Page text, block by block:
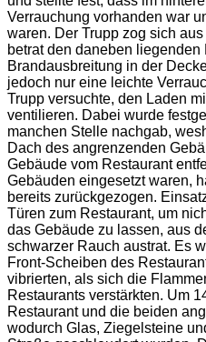
Verrauchung vorhanden war
waren. Der Trupp zog sich
betrat den daneben
Brandausbreitung in der
jedoch nur eine leichte
Trupp versuchte, den Laden
ventilieren. Dabei wurde
manchen Stelle nachgab,
Dach des angrenzenden
Gebäude vom Restaurant
Gebäuden eingesetzt waren,
bereits zurückgezogen.
Türen zum Restaurant, um
das Gebäude zu lassen, aus
schwarzer Rauch austrat. Es
Front-Scheiben des
vibrierten, als sich die
Restaurants verstärkten. Um
Restaurant und die beiden
wodurch Glas, Ziegelsteine